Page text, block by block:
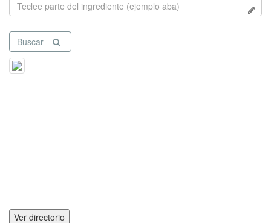
Buscar
Ver directorio